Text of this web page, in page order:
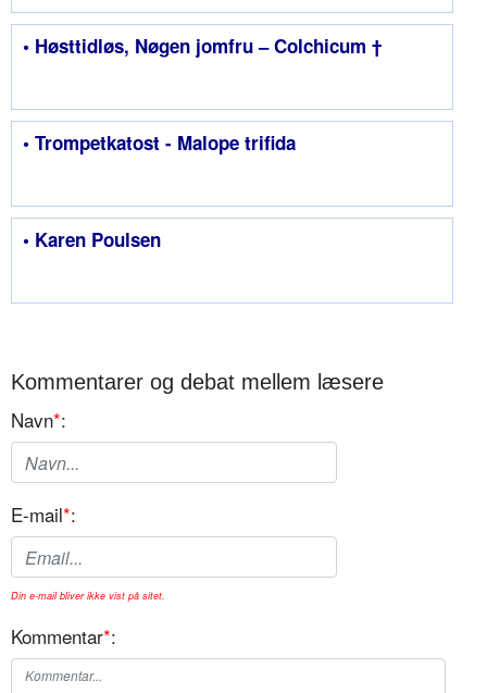
• Høsttidløs, Nøgen jomfru – Colchicum †
• Trompetkatost - Malope trifida
• Karen Poulsen
Kommentarer og debat mellem læsere
Navn*:
E-mail*:
Din e-mail bliver ikke vist på sitet.
Kommentar*: